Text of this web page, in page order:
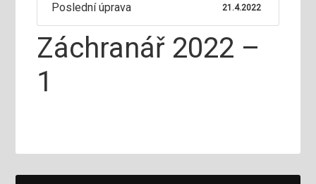
Poslední úprava 21.4.2022
Záchranář 2022 –
1